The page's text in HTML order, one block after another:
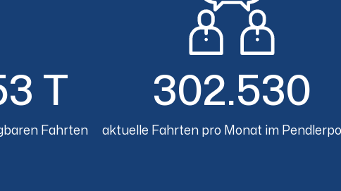
T
Fahrten
302.530
aktuelle Fahrten pro Monat im